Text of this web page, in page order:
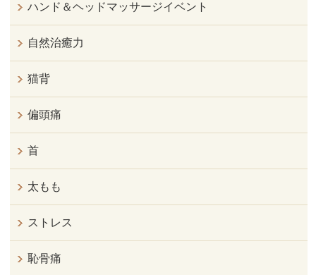
ハンド＆ヘッドマッサージイベント
自然治癒力
猫背
偏頭痛
首
太もも
ストレス
恥骨痛